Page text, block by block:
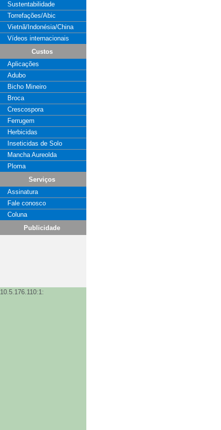
Sustentabilidade
Torrefações/Abic
Vietnã/Indonésia/China
Vídeos internacionais
Custos
Aplicações
Adubo
Bicho Mineiro
Broca
Crescospora
Ferrugem
Herbicidas
Inseticidas de Solo
Mancha Aureolda
Ploma
Serviços
Assinatura
Fale conosco
Coluna
Publicidade
10.5.176.110:1: